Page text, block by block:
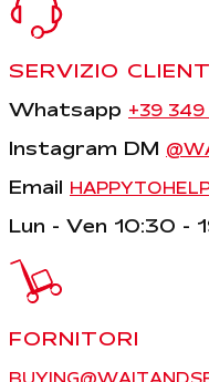
SERVIZIO
Whatsapp +39 349
Instagram DM
Email
Lun - Ven 10:30 -
FORNITORI